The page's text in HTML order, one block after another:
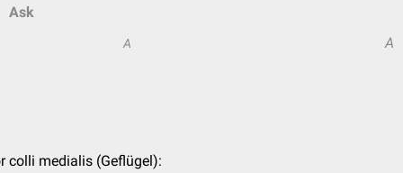
Ask
A A
colli medialis (Geflügel):